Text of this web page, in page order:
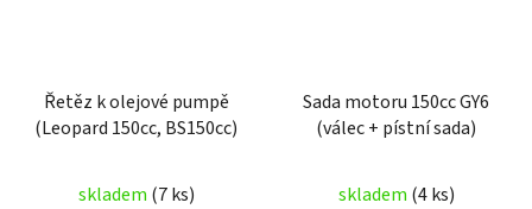
Řetěz k olejové pumpě
(Leopard 150cc, BS150cc)
skladem (7 ks)
Sada motoru 150cc GY6
(válec + pístní sada)
skladem (4 ks)